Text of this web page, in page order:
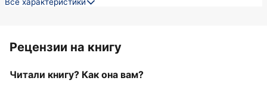
Рецензии на книгу
Читали книгу? Как она вам?